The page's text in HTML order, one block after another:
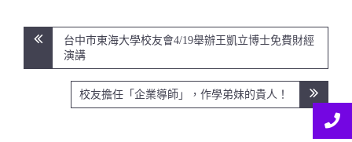
文
台中巿東海大學校友會4/19舉辦王凱立博士免費財經
演講
校友擔任「企業導師」，作學弟妹的貴人！